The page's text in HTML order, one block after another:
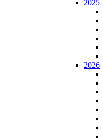
2025
2026